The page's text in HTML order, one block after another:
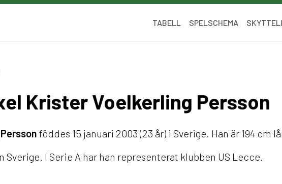
TABELL SPELSCHEMA
Krister Voelkerling Persson
föddes 15 januari 2003 (23 år) i Sverige. Han är 194 cm
I Serie A har han representerat klubben US Lecce.